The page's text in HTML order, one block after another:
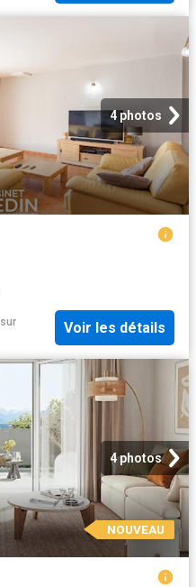
4 photos
sur
Voir les détails
4 photos
NOUVEAU